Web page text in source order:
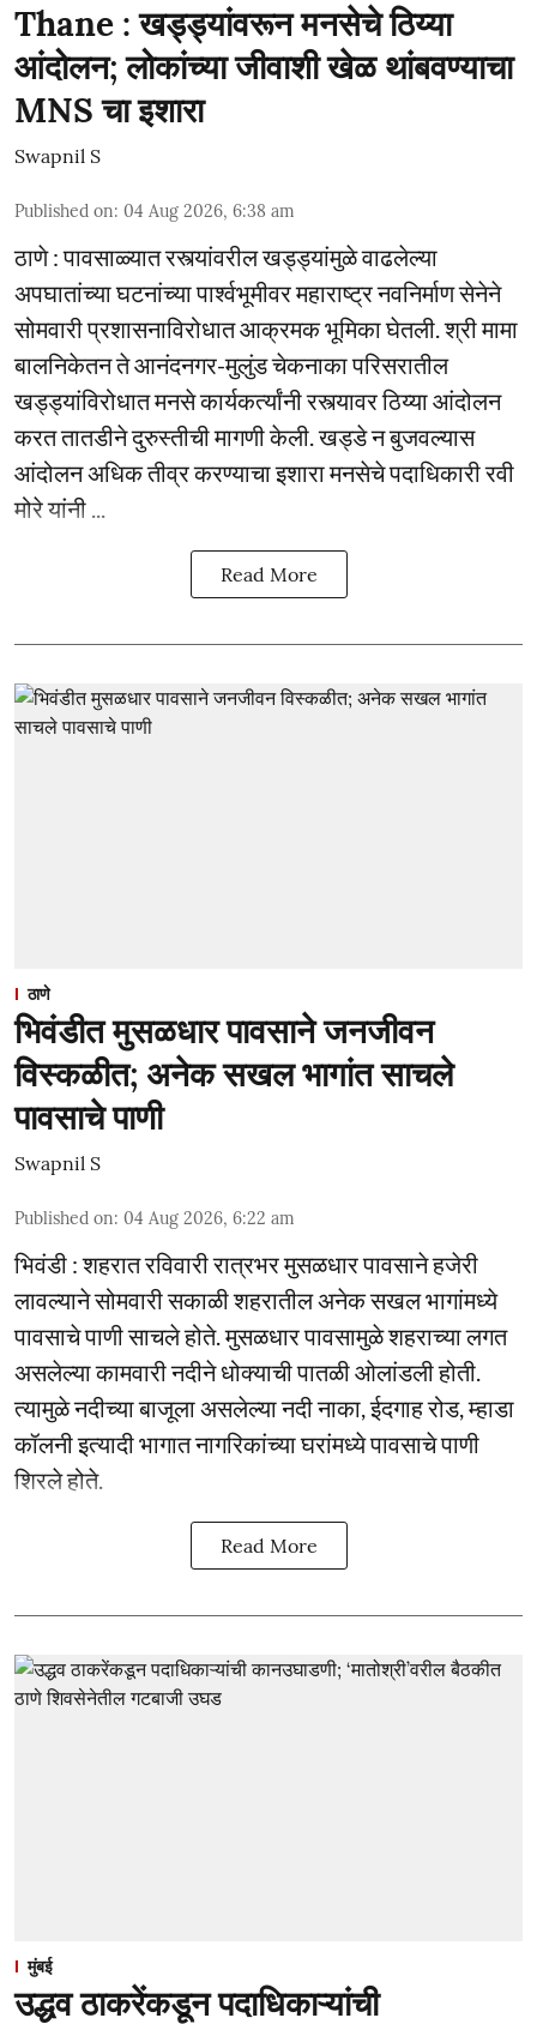
Thane : खड्ड्यांवरून मनसेचे ठिय्या
आंदोलन; लोकांच्या जीवाशी खेळ थांबवण्याचा
MNS चा इशारा
Swapnil S
Published on: 04 Aug 2026, 6:38 am
ठाणे : पावसाळ्यात रस्त्यांवरील खड्ड्यांमुळे वाढलेल्या
अपघातांच्या घटनांच्या पार्श्वभूमीवर महाराष्ट्र नवनिर्माण सेनेने
सोमवारी प्रशासनाविरोधात आक्रमक भूमिका घेतली. श्री मामा
बालनिकेतन ते आनंदनगर-मुलुंड चेकनाका परिसरातील
खड्ड्यांविरोधात मनसे कार्यकर्त्यांनी रस्त्यावर ठिय्या आंदोलन
करत तातडीने दुरुस्तीची मागणी केली. खड्डे न बुजवल्यास
आंदोलन अधिक तीव्र करण्याचा इशारा मनसेचे पदाधिकारी रवी
मोरे यांनी ...
Read More
ठाणे
भिवंडीत मुसळधार पावसाने जनजीवन
विस्कळीत; अनेक सखल भागांत साचले
पावसाचे पाणी
Swapnil S
Published on: 04 Aug 2026, 6:22 am
भिवंडी : शहरात रविवारी रात्रभर मुसळधार पावसाने हजेरी
लावल्याने सोमवारी सकाळी शहरातील अनेक सखल भागांमध्ये
पावसाचे पाणी साचले होते. मुसळधार पावसामुळे शहराच्या लगत
असलेल्या कामवारी नदीने धोक्याची पातळी ओलांडली होती.
त्यामुळे नदीच्या बाजूला असलेल्या नदी नाका, ईदगाह रोड, म्हाडा
कॉलनी इत्यादी भागात नागरिकांच्या घरांमध्ये पावसाचे पाणी
शिरले होते.
Read More
मुंबई
उद्धव ठाकरेंकडून पदाधिकाऱ्यांची